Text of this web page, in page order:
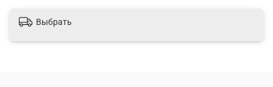
Выбрать